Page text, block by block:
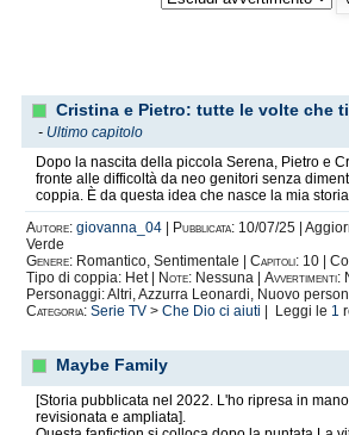
Cristina e Pietro: tutte le volte che
- Ultimo capitolo
Dopo la nascita della piccola Serena, Pietro e
fronte alle difficoltà da neo genitori senza
coppia. È da questa idea che nasce la mia storia
Autore: giovanna_04 Pubblicata: 10/07/25 |
Verde
Genere: Romantico, Sentimentale | Capitoli: 10 |
Tipo di coppia: Het |
Note: Nessuna | Avvertimenti:
Personaggi: Altri, Azzurra Leonardi, Nuovo
Categoria: Serie TV > Che Dio ci aiuti | Leggi le 1
Maybe Family
[Storia pubblicata nel 2022. L'ho ripresa in
revisionata e ampliata].